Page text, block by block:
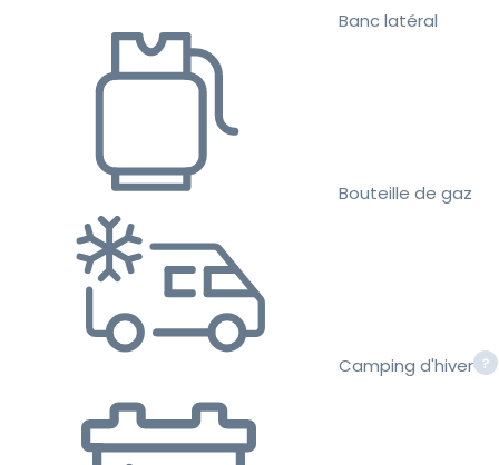
Banc latéral
Bouteille de gaz
Camping d'hiver